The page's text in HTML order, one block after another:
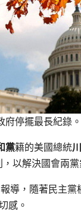
府停擺最長紀錄
黨籍的美國總統
以解決國會兩
導，隨著民主
感。